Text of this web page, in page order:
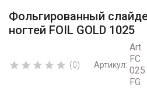
Фольгированный
ногтей FOIL GOLD 1025
     (0) Артикул:
Art.
FC
025
FG